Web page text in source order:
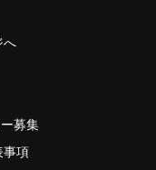
へ
募集
事項